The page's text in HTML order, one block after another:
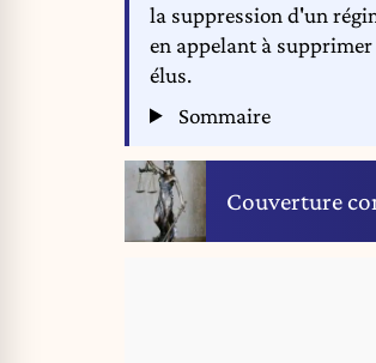
la suppression d'un
en appelant à
élus.
Sommaire
Couverture